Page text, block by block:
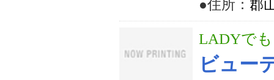
●住所： 郡
LADYで
ビュー